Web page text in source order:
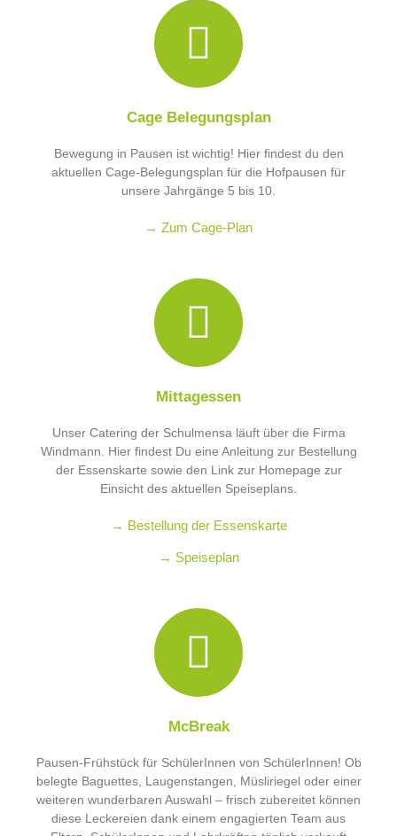
Cage Belegungsplan
Bewegung in Pausen ist wichtig! Hier findest du den
aktuellen Cage-Belegungsplan für die Hofpausen für
unsere Jahrgänge 5 bis 10.
→ Zum Cage-Plan
Mittagessen
Unser Catering der Schulmensa läuft über die Firma
Windmann. Hier findest Du eine Anleitung zur Bestellung
der Essenskarte sowie den Link zur Homepage zur
Einsicht des aktuellen Speiseplans.
→ Bestellung der Essenskarte
→ Speiseplan
McBreak
Pausen-Frühstück für SchülerInnen von SchülerInnen! Ob
belegte Baguettes, Laugenstangen, Müsliriegel oder einer
weiteren wunderbaren Auswahl – frisch zubereitet können
diese Leckereien dank einem engagierten Team aus